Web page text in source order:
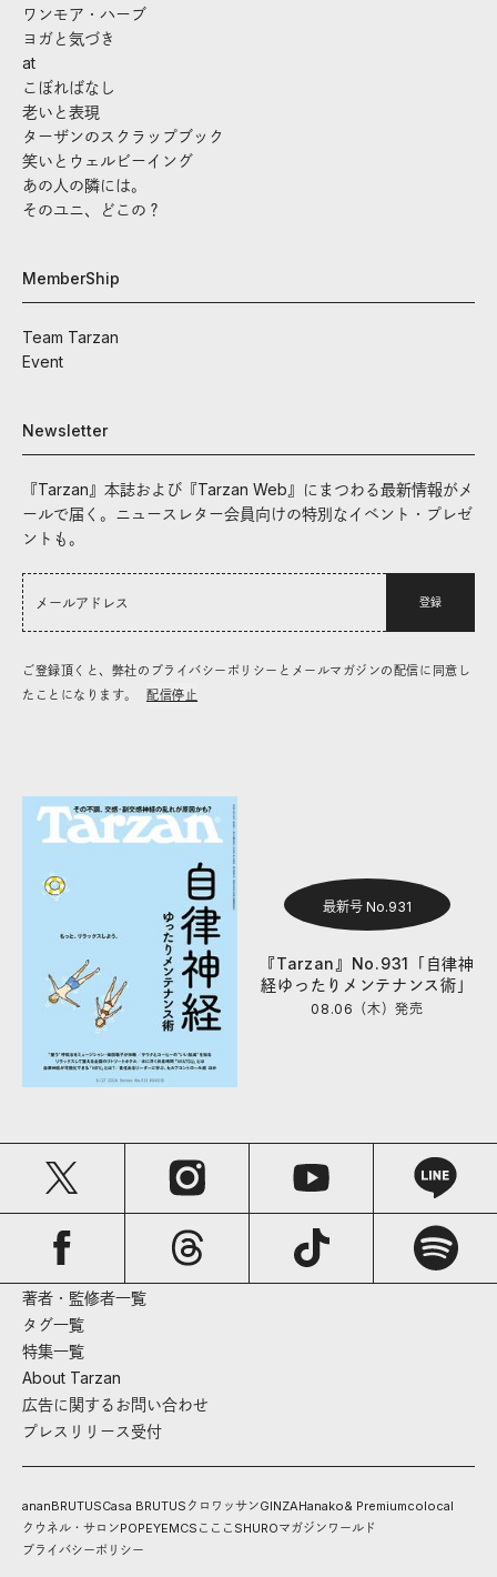
ワンモア・ハーブ
ヨガと気づき
at
こぼればなし
老いと表現
ターザンのスクラップブック
笑いとウェルビーイング
あの人の隣には。
そのユニ、どこの？
MemberShip
Team Tarzan
Event
Newsletter
『Tarzan』本誌および『Tarzan Web』にまつわる最新情報がメ
ールで届く。ニュースレター会員向けの特別なイベント・プレゼ
ントも。
登録
ご登録頂くと、弊社のプライバシーポリシーとメールマガジンの配信に同意し
たことになります。
配信停止
最新号 No.931
『Tarzan』No.931「自律神
経ゆったりメンテナンス術」
08.06（木）発売
著者・監修者一覧
タグ一覧
特集一覧
About Tarzan
広告に関するお問い合わせ
プレスリリース受付
ananBRUTUSCasa BRUTUS クロワッサンGINZAHanako& Premiumcolocal
クウネル・サロンPOPEYEMCS こここ SHUROマガジンワールド
プライバシーポリシー